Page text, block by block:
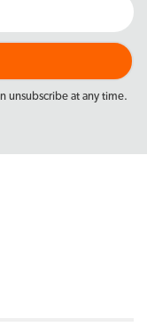
unsubscribe at any time.